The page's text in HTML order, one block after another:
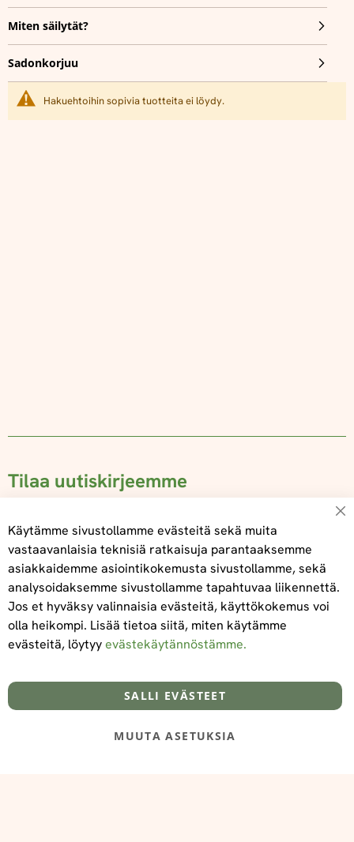
Miten säilytät?
Sadonkorjuu
Hakuehtoihin sopivia tuotteita ei löydy.
Tilaa uutiskirjeemme
Tilaa
Tietoa meistä
@‌2025 FooDeliDoo
Toimitus- ja maksuehdot
Käytämme sivustollamme evästeitä sekä muita
vastaavanlaisia teknisiä ratkaisuja parantaaksemme
asiakkaidemme asiointikokemusta sivustollamme, sekä
analysoidaksemme sivustollamme tapahtuvaa liikennettä.
Jos et hyväksy valinnaisia evästeitä, käyttökokemus voi
olla heikompi. Lisää tietoa siitä, miten käytämme
evästeitä, löytyyevästekäytännöstämme.
SALLI EVÄSTEET
MUUTA ASETUKSIA